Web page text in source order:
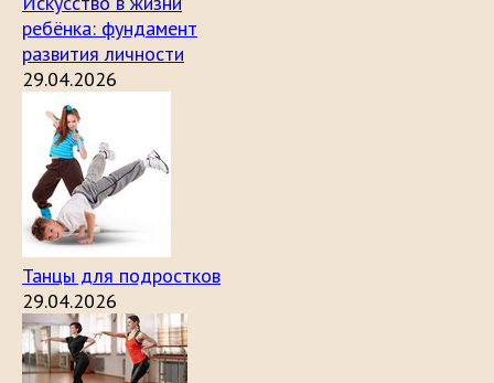
ребёнка: фундамент
развития личности
29.04.2026
Танцы для подростков
29.04.2026